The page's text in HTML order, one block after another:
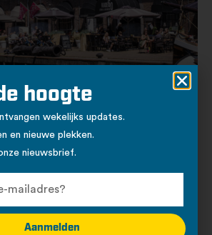
30 - 03 - 2026
krant
Zomer schrijft in een Column hoe het is
hoogte
wekelijks updates.
en nieuwe plekken.
nieuwsbrief.
Aanmelden